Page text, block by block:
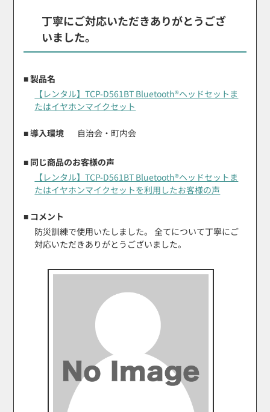
丁寧にご対応いただきありがとうござ
いました。
■ 製品名
【レンタル】TCP-D561BT Bluetooth®ヘッドセットま
たはイヤホンマイクセット
■ 導入環境 自治会・町内会
■ 同じ商品のお客様の声
【レンタル】TCP-D561BT Bluetooth®ヘッドセットま
たはイヤホンマイクセットを利用したお客様の声
■ コメント
防災訓練で使用いたしました。 全てについて丁寧にご
対応いただきありがとうございました。